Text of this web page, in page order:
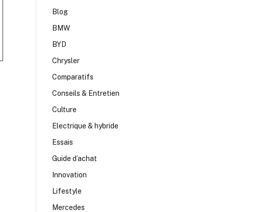
Blog
BMW
BYD
Chrysler
Comparatifs
Conseils & Entretien
Culture
Electrique & hybride
Essais
Guide d’achat
Innovation
Lifestyle
Mercedes